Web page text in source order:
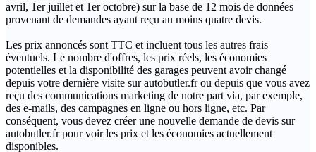
avril, 1er juillet et 1er octobre) sur la base de 12 mois de données
provenant de demandes ayant reçu au moins quatre devis.
Les prix annoncés sont TTC et incluent tous les autres frais
éventuels. Le nombre d'offres, les prix réels, les économies
potentielles et la disponibilité des garages peuvent avoir changé
depuis votre dernière visite sur autobutler.fr ou depuis que vous avez
reçu des communications marketing de notre part via, par exemple,
des e-mails, des campagnes en ligne ou hors ligne, etc. Par
conséquent, vous devez créer une nouvelle demande de devis sur
autobutler.fr pour voir les prix et les économies actuellement
disponibles.